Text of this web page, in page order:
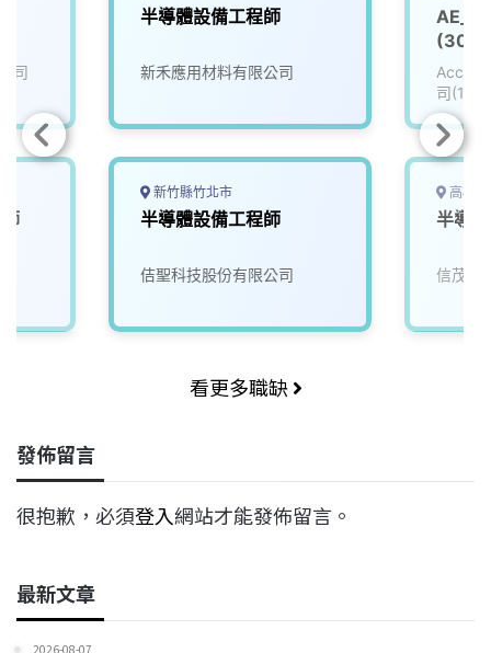
司
半導體設備工程師
新禾應用材料有限公司
新竹縣竹北市
半導體設備工程師
佶聖科技股份有限公司
AE_
司
高雄
半導
信茂科
看更多職缺
發佈留言
很抱歉，必須登入網站才能發佈留言。
最新文章
2026-08-07